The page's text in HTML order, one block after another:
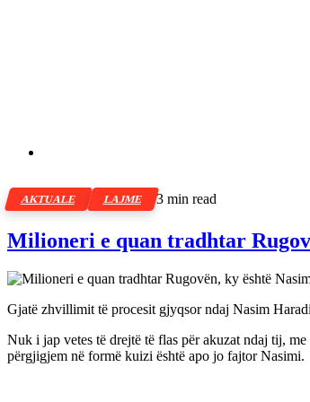
AKTUALE LAJME 3 min read
Milioneri e quan tradhtar
Gjatë zhvillimit të procesit gjyqsor ndaj Nasim
Nuk i jap vetes të drejtë të flas për akuzat ndaj tij,
përgjigjem në formë kuizi është apo jo fajtor Nasimi.